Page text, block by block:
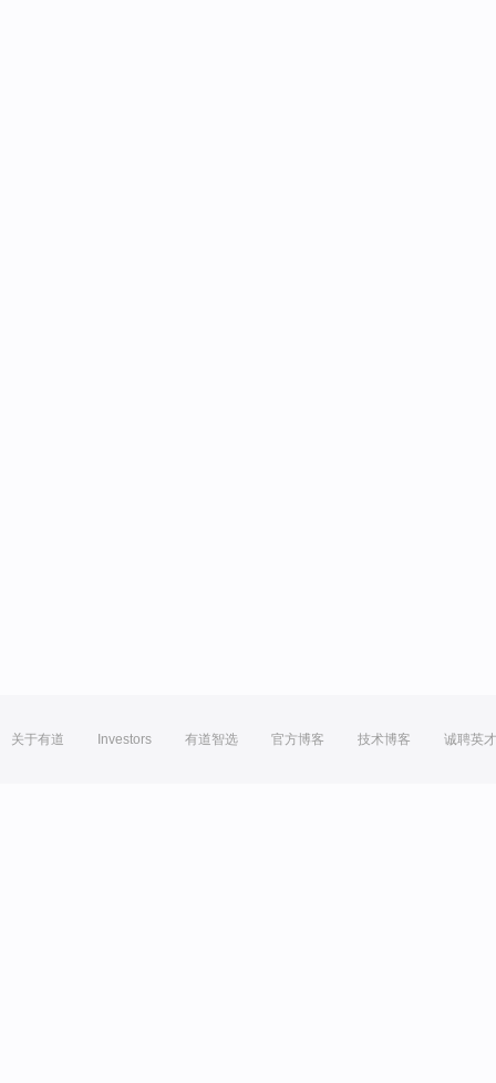
关于有道 Investors 有道智选 官方博客 技术博客 诚聘英才